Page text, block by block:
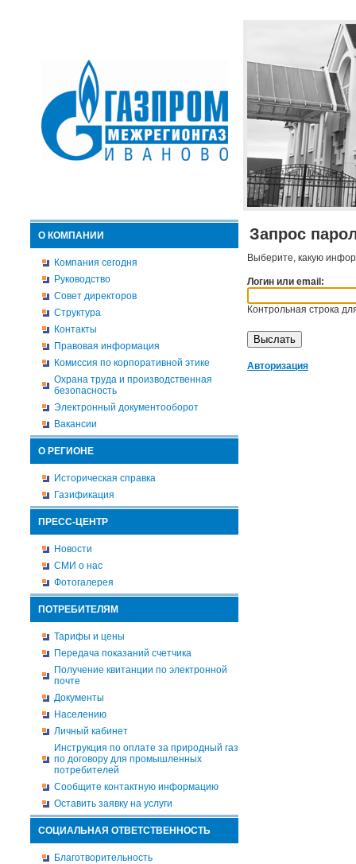
О КОМПАНИИ
Компания сегодня
Руководство
Совет директоров
Структура
Контакты
Правовая информация
Комиссия по корпоративной этике
Охрана труда и производственная
безопасность
Электронный документооборот
Вакансии
О РЕГИОНЕ
Историческая справка
Газификация
ПРЕСС-ЦЕНТР
Новости
СМИ о нас
Фотогалерея
ПОТРЕБИТЕЛЯМ
Тарифы и цены
Передача показаний счетчика
Получение квитанции по электронной
почте
Документы
Населению
Личный кабинет
Инструкция по оплате за природный газ
по договору для промышленных
потребителей
Сообщите контактную информацию
Оставить заявку на услуги
СОЦИАЛЬНАЯ ОТВЕТСТВЕННОСТЬ
Благотворительность
Запрос
Выберите, какую
Логин или email:
Контрольная строка
Авторизация